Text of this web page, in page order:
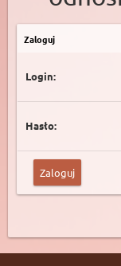
Zaloguj
Login:
Hasło: